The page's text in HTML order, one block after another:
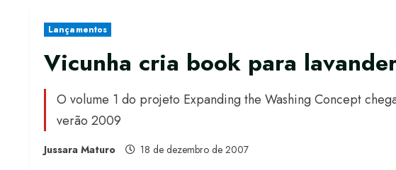
Lançamentos
Vicunha cria book para
O volume 1 do projeto Expanding the Washing Concept
verão 2009
Jussara Maturo 18 de dezembro de 2007